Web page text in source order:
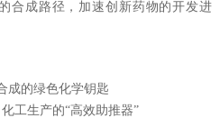
合成路径，加速创新药物的开发进
成的绿色化学钥匙
工生产的“高效助推器”